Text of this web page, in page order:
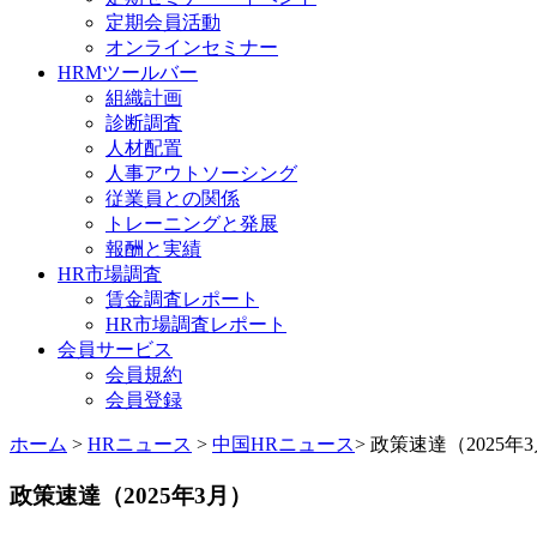
定期会員活動
オンラインセミナー
HRMツールバー
組織計画
診断調査
人材配置
人事アウトソーシング
従業員との関係
トレーニングと発展
報酬と実績
HR市場調査
賃金調査レポート
HR市場調査レポート
会員サービス
会員規約
会員登録
ホーム > HRニュース > 中国HRニュース> 政策速達（2025年
政策速達（2025年3月）